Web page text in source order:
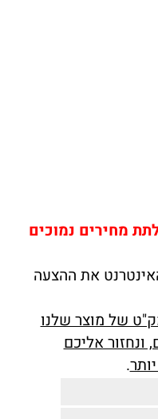
מחירים נמוכים
את ההצעה
של מוצר שלנו
אליכם